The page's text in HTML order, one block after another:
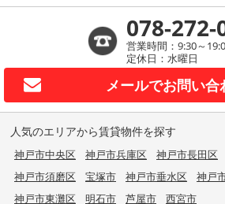
078-272-
営業時間：9:30～
定休日：水曜日
メールでお問い合
人気のエリアから賃貸物件を探す
神戸市中央区 神戸市兵庫区 神戸市長田区
神戸市須磨区
宝塚市 神戸市垂水区 神戸
神戸市東灘区
明石市 芦屋市 西宮市